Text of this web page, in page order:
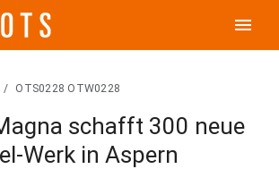
menu
/ OTS0228 OTW0228
schafft 300 neue
Werk in Aspern